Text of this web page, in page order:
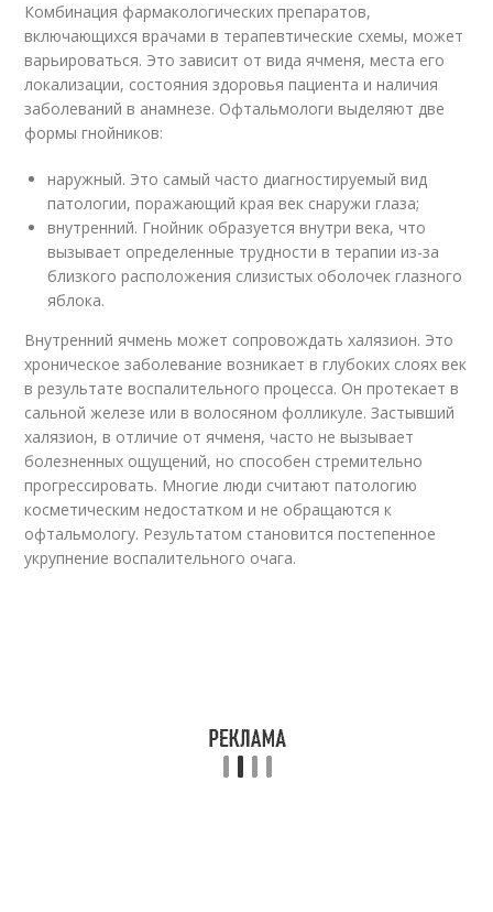
Комбинация фармакологических препаратов,
включающихся врачами в терапевтические схемы, может
варьироваться. Это зависит от вида ячменя, места его
локализации, состояния здоровья пациента и наличия
заболеваний в анамнезе. Офтальмологи выделяют две
формы гнойников:
наружный. Это самый часто диагностируемый вид
патологии, поражающий края век снаружи глаза;
внутренний. Гнойник образуется внутри века, что
вызывает определенные трудности в терапии из-за
близкого расположения слизистых оболочек глазного
яблока.
Внутренний ячмень может сопровождать халязион. Это
хроническое заболевание возникает в глубоких слоях век
в результате воспалительного процесса. Он протекает в
сальной железе или в волосяном фолликуле. Застывший
халязион, в отличие от ячменя, часто не вызывает
болезненных ощущений, но способен стремительно
прогрессировать. Многие люди считают патологию
косметическим недостатком и не обращаются к
офтальмологу. Результатом становится постепенное
укрупнение воспалительного очага.